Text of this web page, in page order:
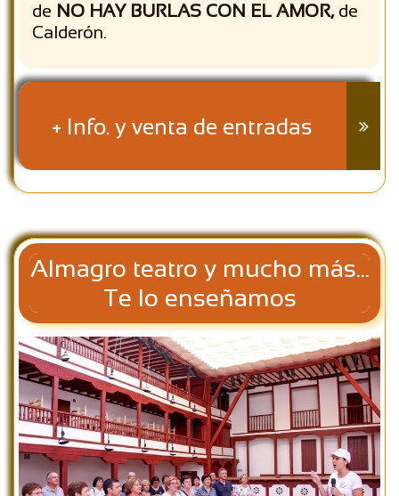
de NO HAY BURLAS CON EL AMOR, de
Calderón.
+ Info. y venta de entradas 
Almagro teatro y mucho más...
Te lo enseñamos